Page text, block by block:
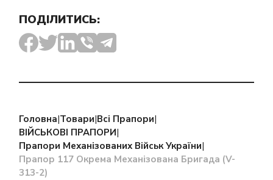
ПОДІЛИТИСЬ:
Головна|Товари|Всі Прапори|
ВІЙСЬКОВІ ПРАПОРИ|
Прапори Механізованих Військ України|
Прапор 117 Окрема Механізована Бригада (V-
313-2)